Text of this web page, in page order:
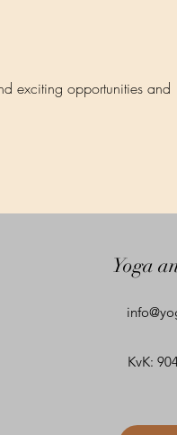
exciting opportunities and
Yoga
KvK: